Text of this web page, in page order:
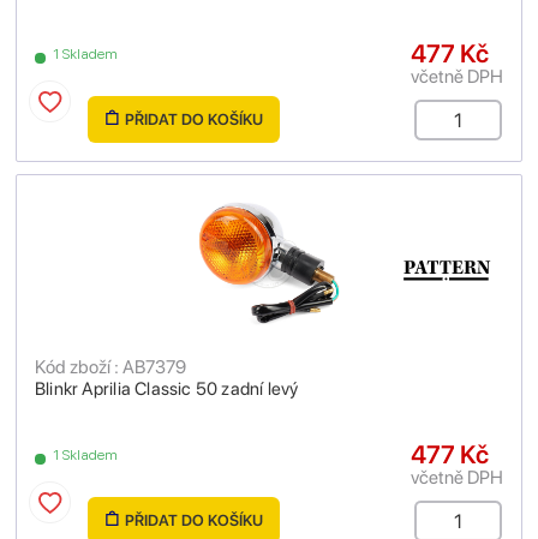
1 Skladem 477 Kč
včetně DPH
PŘIDAT DO KOŠÍKU
Blinkr Aprilia Classic 50 zadní levý
Kód zboží : AB7379
1 Skladem 477 Kč
včetně DPH
PŘIDAT DO KOŠÍKU